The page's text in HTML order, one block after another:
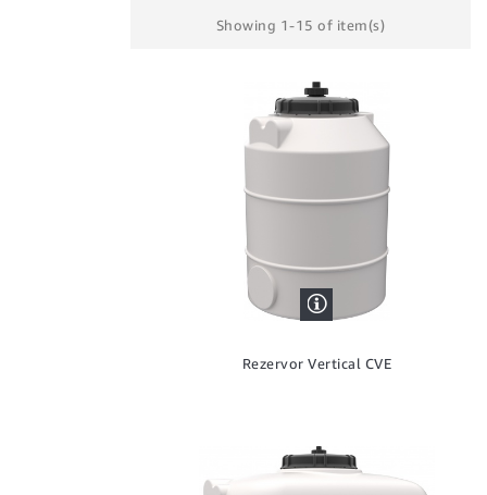
Showing 1-15 of item(s)
Rezervor Vertical CVE